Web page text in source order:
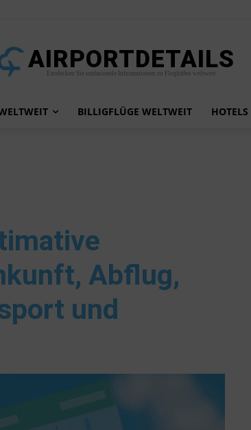
AIRPORTDETAILS
Entdecken Sie umfassende Informationen zu Flughäfen weltweit
BILLIGFLÜGE WELTWEIT
Abflug,
und